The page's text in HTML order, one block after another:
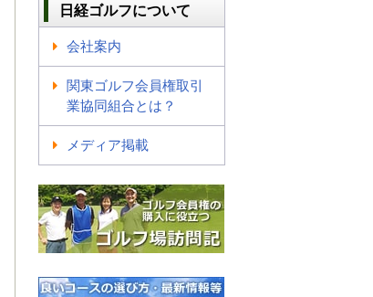
日経ゴルフについて
会社案内
関東ゴルフ会員権取引
業協同組合とは？
メディア掲載